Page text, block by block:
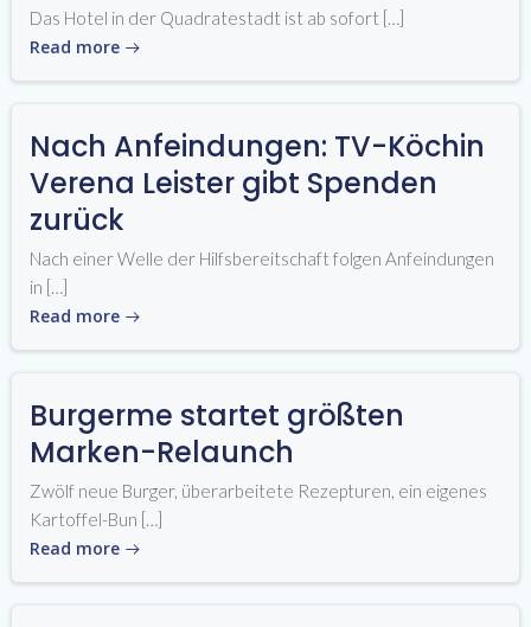
Das Hotel in der Quadratestadt ist ab sofort […]
Read more
Nach Anfeindungen: TV-Köchin
Verena Leister gibt Spenden
zurück
Nach einer Welle der Hilfsbereitschaft folgen Anfeindungen
in […]
Read more
Burgerme startet größten
Marken-Relaunch
Zwölf neue Burger, überarbeitete Rezepturen, ein eigenes
Kartoffel-Bun […]
Read more